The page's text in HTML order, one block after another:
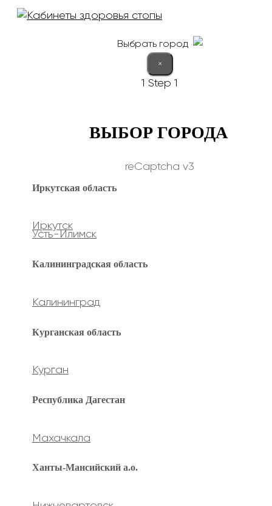
Выбрать город
×
1 Step 1
ВЫБОР ГОРОДА
reCaptcha v3
Иркутская область
Иркутск
Усть-Илимск
Калининградская область
Калининград
Курганская область
Курган
Республика Дагестан
Махачкала
Ханты-Мансийский а.о.